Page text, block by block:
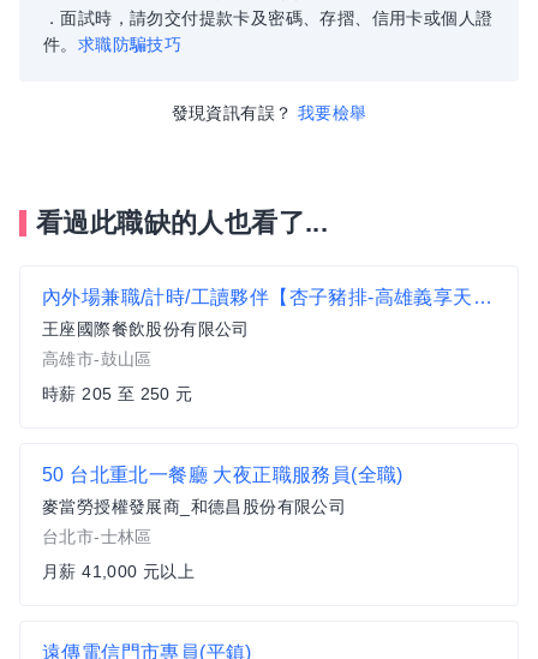
．面試時，請勿交付提款卡及密碼、存摺、信用卡或個人證
件。 求職防騙技巧
發現資訊有誤？ 我要檢舉
看過此職缺的人也看了...
內外場兼職/計時/工讀夥伴【杏子豬排-高雄義享天地店】時薪$205-$250、加碼假日津貼可達時薪$217-$262
王座國際餐飲股份有限公司
高雄市-鼓山區
時薪 205 至 250 元
50 台北重北一餐廳 大夜正職服務員(全職)
麥當勞授權發展商_和德昌股份有限公司
台北市-士林區
月薪 41,000 元以上
遠傳電信門市專員(平鎮)